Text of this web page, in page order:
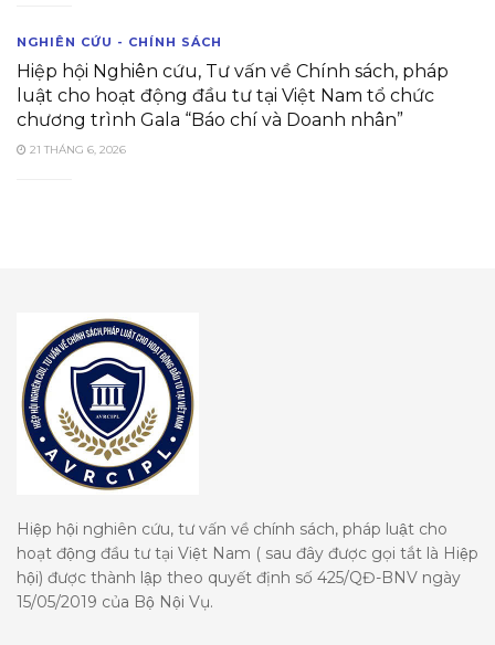
NGHIÊN CỨU - CHÍNH SÁCH
Hiệp hội Nghiên cứu, Tư vấn về Chính sách, pháp
luật cho hoạt động đầu tư tại Việt Nam tổ chức
chương trình Gala “Báo chí và Doanh nhân”
21 THÁNG 6, 2026
Hiệp hội nghiên cứu, tư vấn về chính sách, pháp luật cho
hoạt động đầu tư tại Việt Nam ( sau đây được gọi tắt là Hiệp
hội) được thành lập theo quyết định số 425/QĐ-BNV ngày
15/05/2019 của Bộ Nội Vụ.